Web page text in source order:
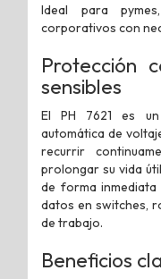
Ideal para
corporativos con
Protección
sensibles
El PH 7621 es
automática de
recurrir
prolongar su vida
de forma
datos en switches,
de trabajo.
Beneficios